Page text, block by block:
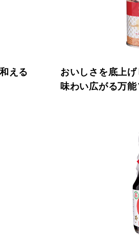
える
おいしさを底上
味わい広がる万能